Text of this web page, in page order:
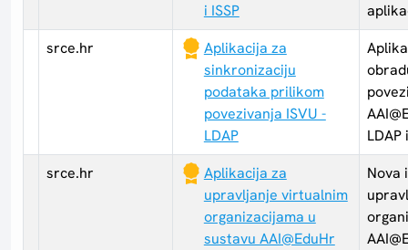
i ISSP
srce.hr
Aplikacija za
sinkronizaciju
podataka prilikom
povezivanja ISVU -
LDAP
srce.hr
Aplikacija za
upravljanje virtualnim
organizacijama u
sustavu AAI@EduHr
Nova